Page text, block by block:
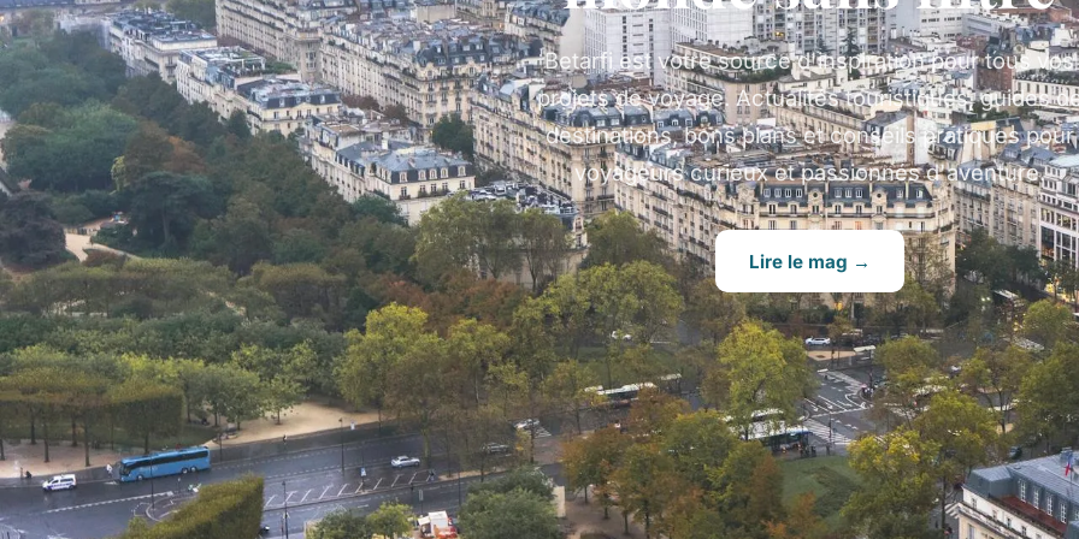
Betarfi est votre source d'inspiration pour tous vos
projets de voyage. Actualités touristiques, guides
destinations, bons plans et conseils pratiques pour
voyageurs curieux et passionnés d'aventure.
Lire le mag →